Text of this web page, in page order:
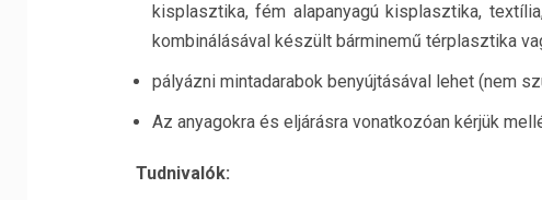
kisplasztika, fém alapanyagú kisplasztika,
kombinálásával készült bárminemű térplasztika
pályázni mintadarabok benyújtásával lehet (nem
Az anyagokra és eljárásra vonatkozóan kérjük
Tudnivalók: